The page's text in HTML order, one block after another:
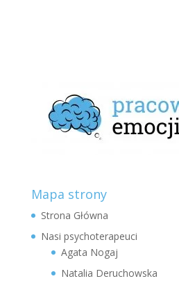
Mapa strony
Strona Główna
Nasi psychoterapeuci
Agata Nogaj
Natalia Deruchowska